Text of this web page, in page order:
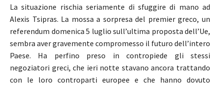
La situazione rischia seriamente di sfuggire di mano ad
Alexis Tsipras. La mossa a sorpresa del premier greco, un
referendum domenica 5 luglio sull’ultima proposta dell’Ue,
sembra aver gravemente compromesso il futuro dell’intero
Paese. Ha perfino preso in contropiede gli stessi
negoziatori greci, che ieri notte stavano ancora trattando
con le loro controparti europee e che hanno dovuto